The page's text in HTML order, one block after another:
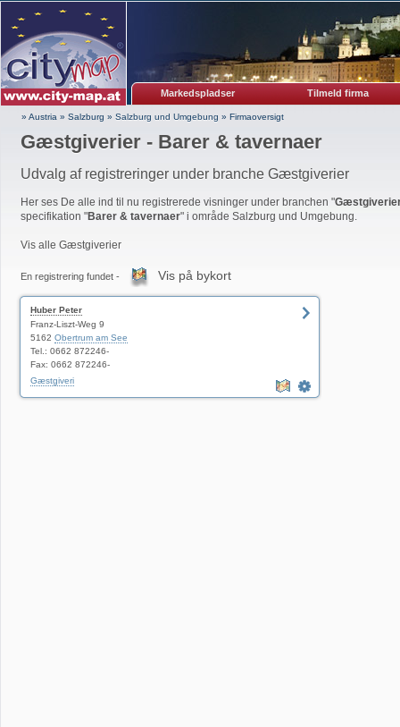
Markedspladser Tilmeld firma
» Austria » Salzburg » Salzburg und Umgebung » Firmaoversigt
Gæstgiverier - Barer & tavernaer
Udvalg af registreringer under branche Gæstgiverier
Her ses De alle ind til nu registrerede visninger under branchen "
specifikation "Barer & tavernaer" i område Salzburg und Umgebung.
Vis alle Gæstgiverier
En registrering fundet - Vis på bykort
Huber Peter
Franz-Liszt-Weg 9
5162 Obertrum am See
Tel.: 0662 872246-
Fax: 0662 872246-
Gæstgiveri